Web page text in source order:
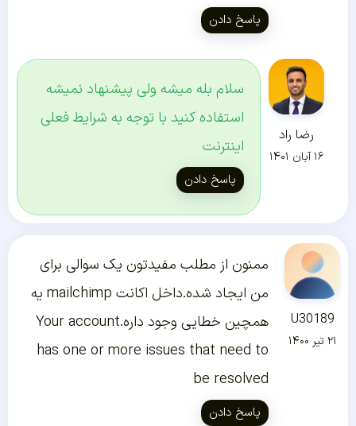
پاسخ دادن
رضا راد
۱۶ آبان ۱۴۰۱
سلام بله میشه ولی پیشنهاد نمیشه
استفاده کنید با توجه به شرایط فعلی
اینترنت
پاسخ دادن
U30189
۲۱ تیر ۱۴۰۰
ممنون از مطلب مفیدتون یک سوالی برای
من ایجاد شده.داخل اکانت mailchimp یه
همچین خطایی وجود داره.Your account
has one or more issues that need to
be resolved
پاسخ دادن